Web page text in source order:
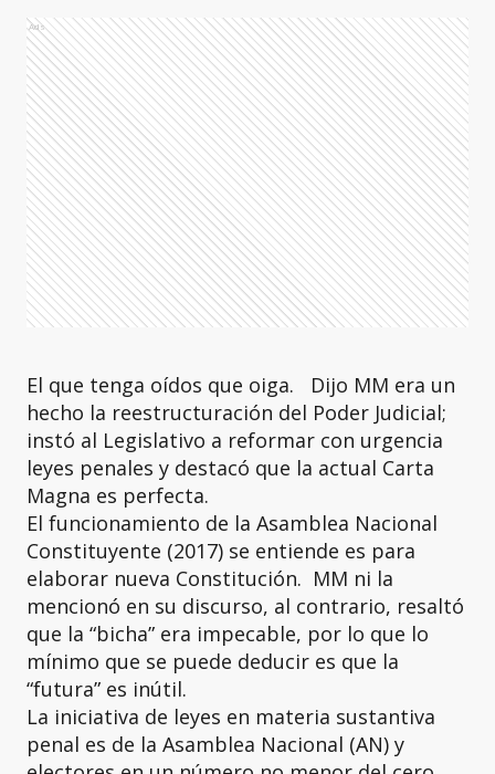
Ads
El que tenga oídos que oiga. Dijo MM era un
hecho la reestructuración del Poder Judicial;
instó al Legislativo a reformar con urgencia
leyes penales y destacó que la actual Carta
Magna es perfecta.
El funcionamiento de la Asamblea Nacional
Constituyente (2017) se entiende es para
elaborar nueva Constitución. MM ni la
mencionó en su discurso, al contrario, resaltó
que la “bicha” era impecable, por lo que lo
mínimo que se puede deducir es que la
“futura” es inútil.
La iniciativa de leyes en materia sustantiva
penal es de la Asamblea Nacional (AN) y